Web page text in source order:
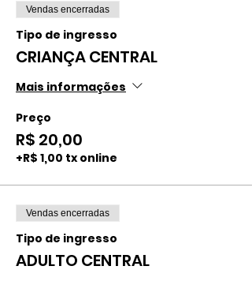
Vendas encerradas
Tipo de ingresso
CRIANÇA CENTRAL
Mais informações
Preço
R$ 20,00
+R$ 1,00 tx online
Vendas encerradas
Tipo de ingresso
ADULTO CENTRAL